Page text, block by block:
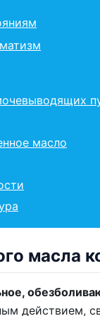
масло
масла
действием,